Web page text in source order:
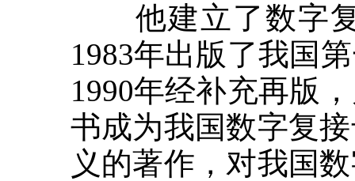
他建立了数字复
1983年出版了我国
1990年经补充再版
书成为我国数字复
义的著作，对我国